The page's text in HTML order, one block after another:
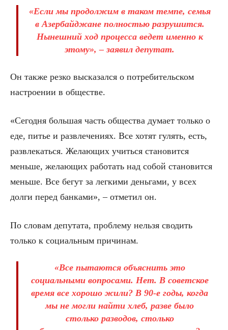
«Если мы продолжим в таком темпе, семья
в Азербайджане полностью разрушится.
Нынешний ход процесса ведет именно к
этому», – заявил депутат.
Он также резко высказался о потребительском
настроении в обществе.
«Сегодня большая часть общества думает только о
еде, питье и развлечениях. Все хотят гулять, есть,
развлекаться. Желающих учиться становится
меньше, желающих работать над собой становится
меньше. Все бегут за легкими деньгами, у всех
долги перед банками», – отметил он.
По словам депутата, проблему нельзя сводить
только к социальным причинам.
«Все пытаются объяснить это
социальными вопросами. Нет. В советское
время все хорошо жили? В 90-е годы, когда
мы не могли найти хлеб, разве было
столько разводов, столько